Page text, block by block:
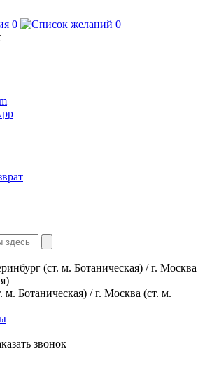
0
0
(ст. м. Ботаническая) / г. Москва
м. Ботаническая) / г. Москва (ст. м.
звонок